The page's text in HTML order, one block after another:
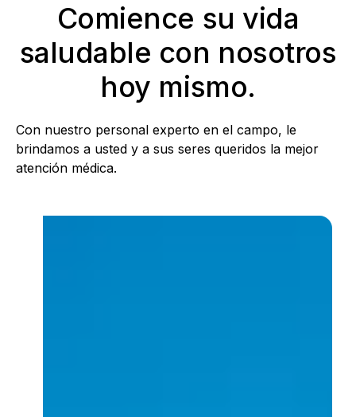
Comience su vida
saludable con nosotros
hoy mismo.
Con nuestro personal experto en el campo, le
brindamos a usted y a sus seres queridos la mejor
atención médica.